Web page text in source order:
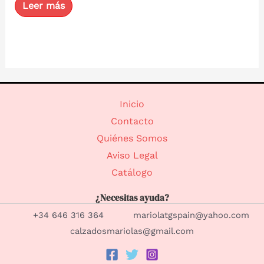
0
de
Leer más
Inicio
Contacto
Quiénes Somos
Aviso Legal
Catálogo
¿Necesitas ayuda?
+34 646 316 364 mariolatgspain@yahoo.com
calzadosmariolas@gmail.com